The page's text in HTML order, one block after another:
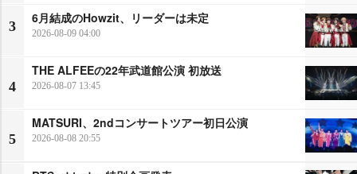
3
6月結成のHowzit、リーダーは未定
2026-08-09 04:00
4
THE ALFEEの22年武道館公演 初放送
2026-08-07 13:45
5
MATSURI、2ndコンサートツアー初日公演
2026-08-08 20:55